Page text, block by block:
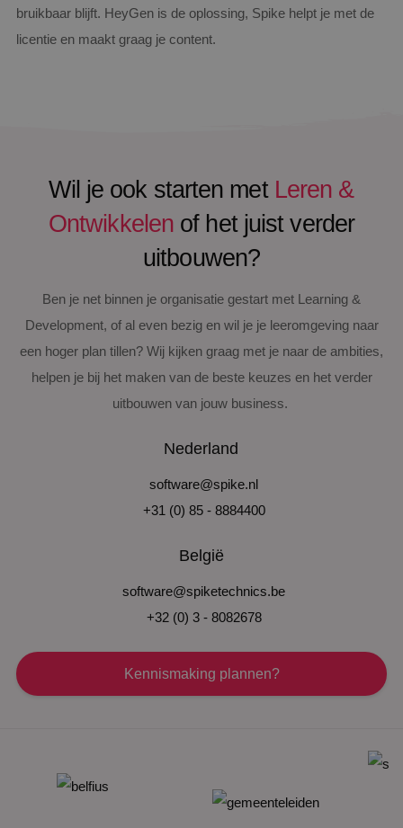
bruikbaar blijft. HeyGen is de oplossing, Spike helpt je met de
licentie en maakt graag je content.
Wil je ook starten met Leren &
Ontwikkelen of het juist verder
uitbouwen?
Ben je net binnen je organisatie gestart met Learning &
Development, of al even bezig en wil je je leeromgeving naar
een hoger plan tillen? Wij kijken graag met je naar de ambities,
helpen je bij het maken van de beste keuzes en het verder
uitbouwen van jouw business.
Nederland
software@spike.nl
+31 (0) 85 - 8884400
België
software@spiketechnics.be
+32 (0) 3 - 8082678
Kennismaking plannen?